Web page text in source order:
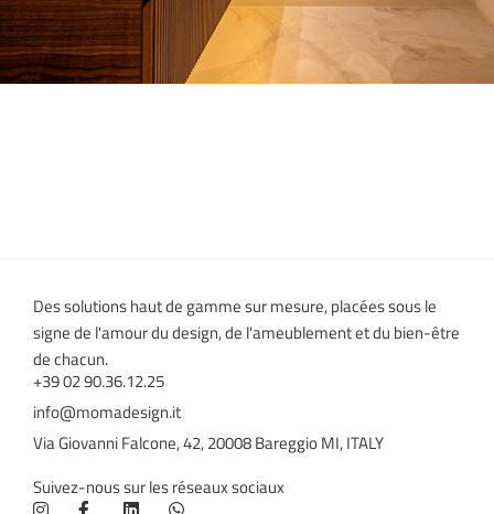
Des solutions haut de gamme sur mesure, placées sous le
signe de l'amour du design, de l'ameublement et du bien-être
de chacun.
+39 02 90.36.12.25
info@momadesign.it
Via Giovanni Falcone, 42, 20008 Bareggio MI, ITALY
Suivez-nous sur les réseaux sociaux